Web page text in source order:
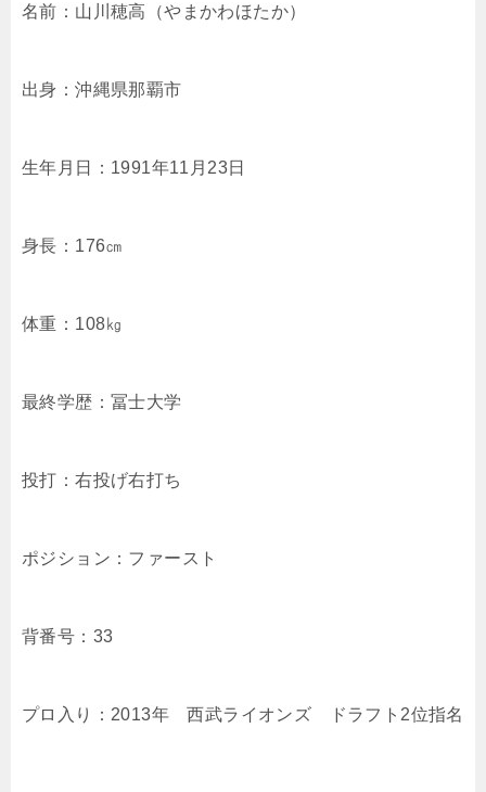
名前：山川穂高（やまかわほたか）
出身：沖縄県那覇市
生年月日：1991年11月23日
身長：176㎝
体重：108㎏
最終学歴：冨士大学
投打：右投げ右打ち
ポジション：ファースト
背番号：33
プロ入り：2013年 西武ライオンズ ドラフト2位指名